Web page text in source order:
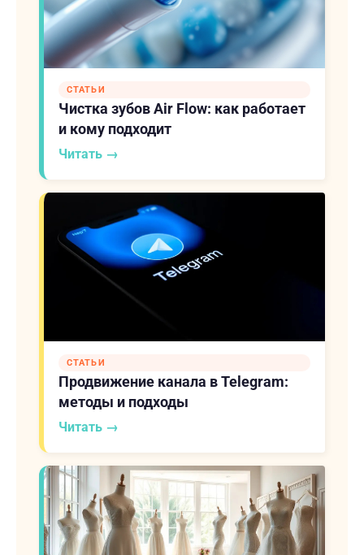
СТАТЬИ
Чистка зубов Air Flow: как работает
и кому подходит
Читать →
СТАТЬИ
Продвижение канала в Telegram:
методы и подходы
Читать →